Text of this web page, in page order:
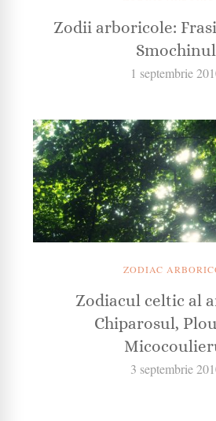
Zodii arboricole:
Smochinul
1 septembrie
ZODIAC
Zodiacul celtic al
Chiparosul,
3 septembrie